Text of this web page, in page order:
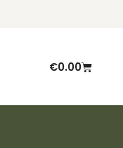
€0.00